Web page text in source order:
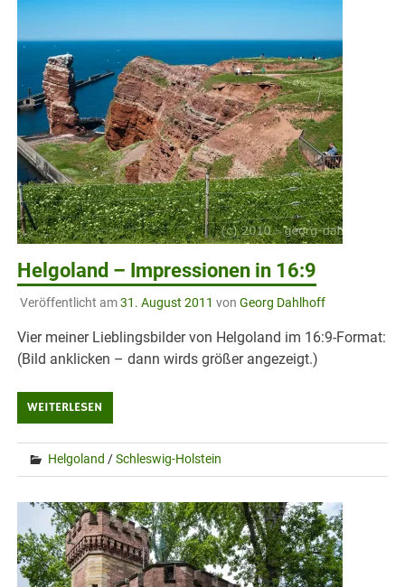
Helgoland – Impressionen in 16:9
Veröffentlicht am31. August 2011 von Georg Dahlhoff
Vier meiner Lieblingsbilder von Helgoland im 16:9-Format:
(Bild anklicken – dann wirds größer angezeigt.)
WEITERLESEN
Helgoland /Schleswig-Holstein